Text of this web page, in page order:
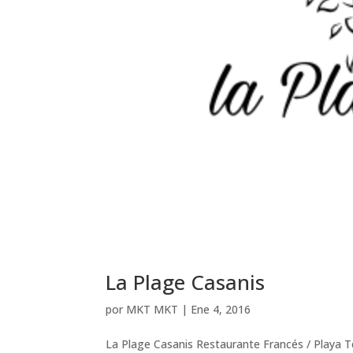
La Plage Casanis
por MKT MKT | Ene 4, 2016
La Plage Casanis Restaurante Francés /